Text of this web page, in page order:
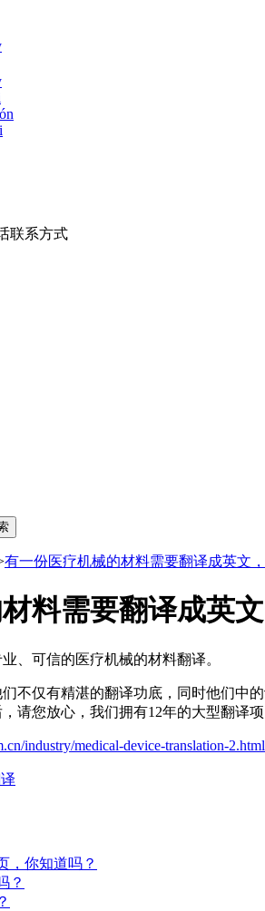
有一份医疗机械的材料需要翻译成英文
料需要翻译成英
、可信的医疗机械的材料翻译。
不仅有精湛的翻译功底，同时他们
请您放心，我们拥有12年的大型翻译
industry/medical-device-translation-2.html
，你知道吗？
？